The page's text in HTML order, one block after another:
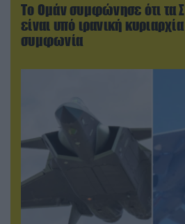
Το Ομάν συμφώνησε ότι τα
είναι υπό ιρανική
συμφωνία